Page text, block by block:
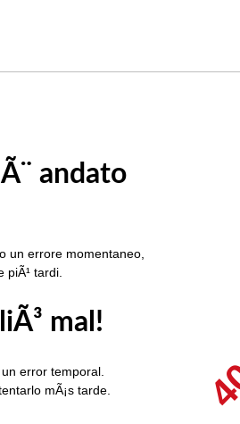
andato
un errore momentaneo,
piÃ¹ tardi.
mal!
error temporal.
mÃ¡s tarde.